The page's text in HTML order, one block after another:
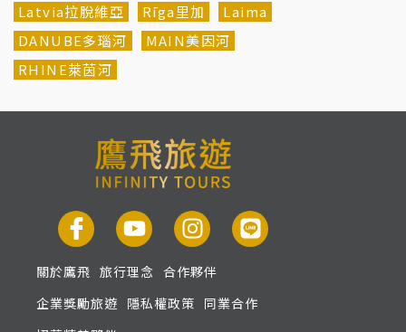
Latvia拉脫維亞
Rīga里加
Laima
DANUBE多瑙河
MAIN美因河
RHINE萊茵河
關於鷹飛 旅行理念 合作夥伴
企業獎勵旅遊 隱私權政策 同業合作